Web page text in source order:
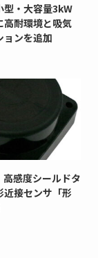
型・大容量3kW
高耐環境と吸気
ョンを追加
感度シールドタ
近接センサ「形